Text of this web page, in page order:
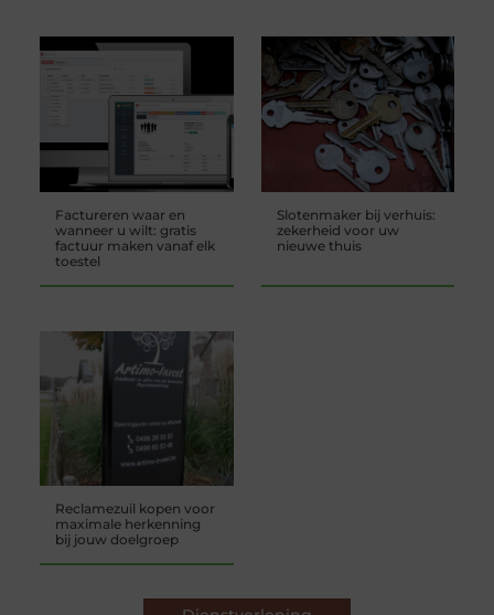
Factureren waar en
wanneer u wilt: gratis
factuur maken vanaf elk
toestel
Slotenmaker bij verhuis:
zekerheid voor uw
nieuwe thuis
Reclamezuil kopen voor
maximale herkenning
bij jouw doelgroep